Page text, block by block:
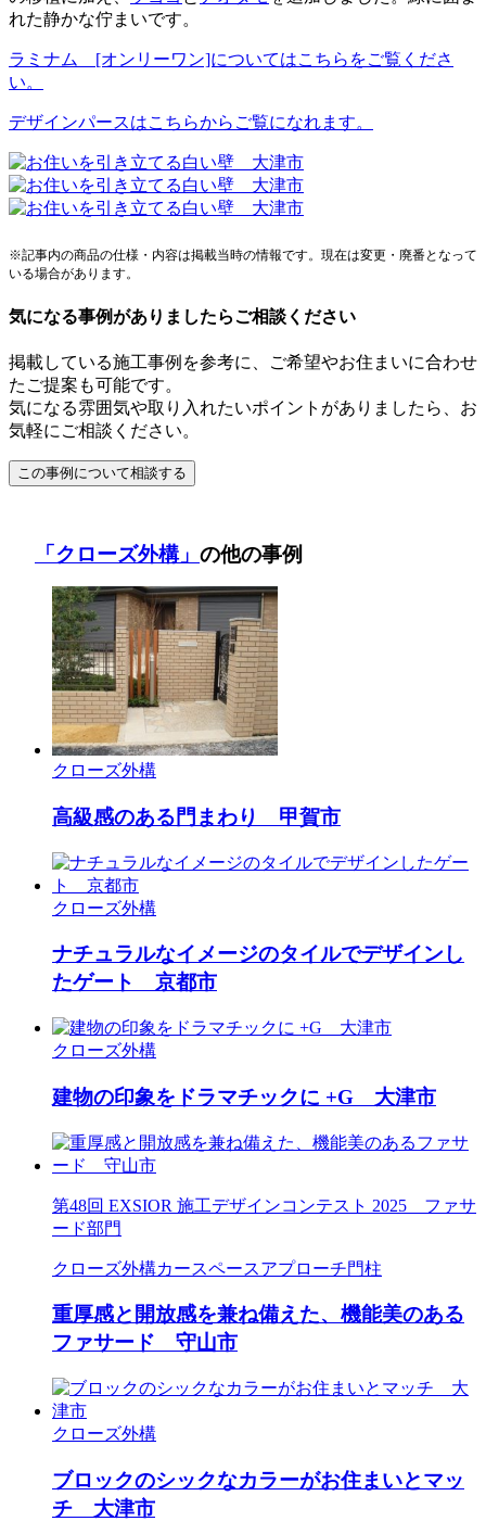
れた静かな佇まいです。
ラミナム [オンリーワン]についてはこちらをご覧くださ
い。
デザインパースはこちらからご覧になれます。
※記事内の商品の仕様・内容は掲載当時の情報です。現在は変更・廃番となって
いる場合があります。
気になる事例がありましたらご相談ください
掲載している施工事例を参考に、ご希望やお住まいに合わせ
たご提案も可能です。
気になる雰囲気や取り入れたいポイントがありましたら、お
気軽にご相談ください。
「クローズ外構」 の他の事例
クローズ外構
高級感のある門まわり 甲賀市
クローズ外構
ナチュラルなイメージのタイルでデザインし
たゲート 京都市
クローズ外構
建物の印象をドラマチックに +G 大津市
第48回 EXSIOR 施工デザインコンテスト 2025 ファサ
ード部門
クローズ外構カースペースアプローチ門柱
重厚感と開放感を兼ね備えた、機能美のある
ファサード 守山市
クローズ外構
ブロックのシックなカラーがお住まいとマッ
チ 大津市